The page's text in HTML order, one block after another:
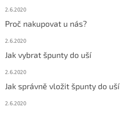
2.6.2020
Proč nakupovat u nás?
2.6.2020
Jak vybrat špunty do uší
2.6.2020
Jak správně vložit špunty do uší
2.6.2020